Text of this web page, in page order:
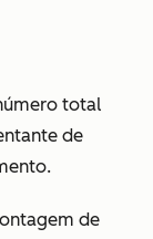
total
de
de